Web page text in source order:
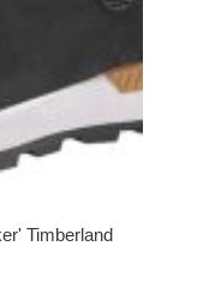
Timberland